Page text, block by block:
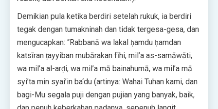
Demikian pula ketika berdiri setelah rukuk, ia berdiri
tegak dengan tumakninah dan tidak tergesa-gesa, dan
mengucapkan: “Rabbanā wa lakal ḥamdu ḥamdan
katsīran ṭayyiban mubārakan fīhi, mil’a as-samāwāti,
wa mil’a al-arḍi, wa mil’a mā bainahumā, wa mil’a mā
syi’ta min syai’in ba‘du (artinya: Wahai Tuhan kami, dan
bagi-Mu segala puji dengan pujian yang banyak, baik,